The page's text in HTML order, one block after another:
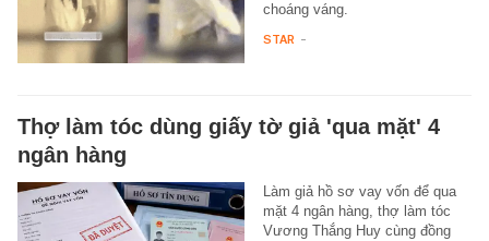
choáng váng.
STAR -
Thợ làm tóc dùng giấy tờ giả 'qua mặt' 4
ngân hàng
Làm giả hồ sơ vay vốn để qua
mặt 4 ngân hàng, thợ làm tóc
Vương Thắng Huy cùng đồng